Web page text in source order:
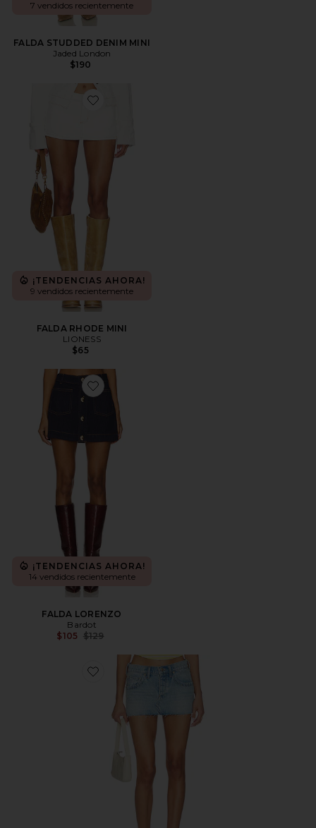
7 vendidos recientemente
FALDA STUDDED DENIM MINI
Jaded London
$190
Favorite FALDA RHODE MINI
¡TENDENCIAS AHORA!
9 vendidos recientemente
FALDA RHODE MINI
LIONESS
$65
Favorite FALDA LORENZO
¡TENDENCIAS AHORA!
14 vendidos recientemente
FALDA LORENZO
Bardot
$105 Previous price:
$129
Favorite MINIFALDA LANEY